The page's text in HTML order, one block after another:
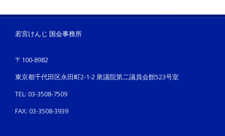
若宮けんじ 国会事務所
〒100-8982
東京都千代田区永田町2-1-2 衆議院第二議員会館523号室
TEL: 03-3508-7509
FAX: 03-3508-3939